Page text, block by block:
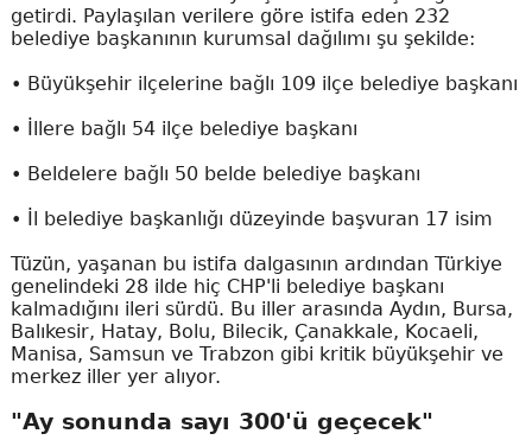
getirdi. Paylaşılan verilere göre istifa eden 232
belediye başkanının kurumsal dağılımı şu şekilde:
• Büyükşehir ilçelerine bağlı 109 ilçe belediye başkanı
• İllere bağlı 54 ilçe belediye başkanı
• Beldelere bağlı 50 belde belediye başkanı
• İl belediye başkanlığı düzeyinde başvuran 17 isim
Tüzün, yaşanan bu istifa dalgasının ardından Türkiye
genelindeki 28 ilde hiç CHP'li belediye başkanı
kalmadığını ileri sürdü. Bu iller arasında Aydın, Bursa,
Balıkesir, Hatay, Bolu, Bilecik, Çanakkale, Kocaeli,
Manisa, Samsun ve Trabzon gibi kritik büyükşehir ve
merkez iller yer alıyor.
"Ay sonunda sayı 300'ü geçecek"